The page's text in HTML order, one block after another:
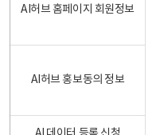
AI허브 홈페이지 회원정보
AI허브 홍보동의 정보